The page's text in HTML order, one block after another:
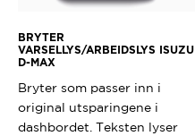
BRYTER
VARSELLYS/ARBEIDSLYS ISUZU
D-MAX
Bryter som passer inn i
original utsparingene i
dashbordet. Teksten lyser